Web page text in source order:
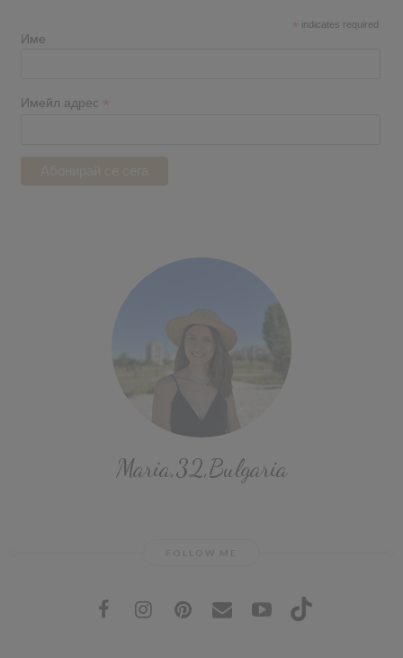
* indicates required
Име
Имейл адрес *
Maria,32,Bulgaria